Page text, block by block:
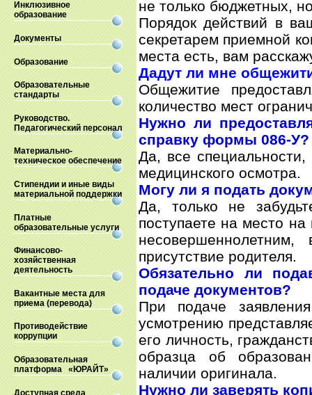
Инклюзивное
образование
Документы
Образование
Образовательные
стандарты
Руководство.
Педагогический персонал
Материально-
техническое обеспечение
Стипендии и иные виды
материальной поддержки
Платные
образовательные услуги
Финансово-
хозяйственная
деятельность
Вакантные места для
приема (перевода)
Противодействие
коррупции
Образовательная
платформа «ЮРАЙТ»
Доступная среда
не только бюджетных,
Порядок действий в
секретарем приемной
места есть, вам
Дадут ли мне
Общежитие
количество мест
Нужно ли
справку формы 086-У?
Да, все
медицинского осмотра.
Могу ли я подать
Да, только не
поступаете на место
присутствие родителя.
Обязательно ли
подаче документов?
При подаче
усмотрению
его личность,
образца об
наличии оригинала.
Нужно ли заверять